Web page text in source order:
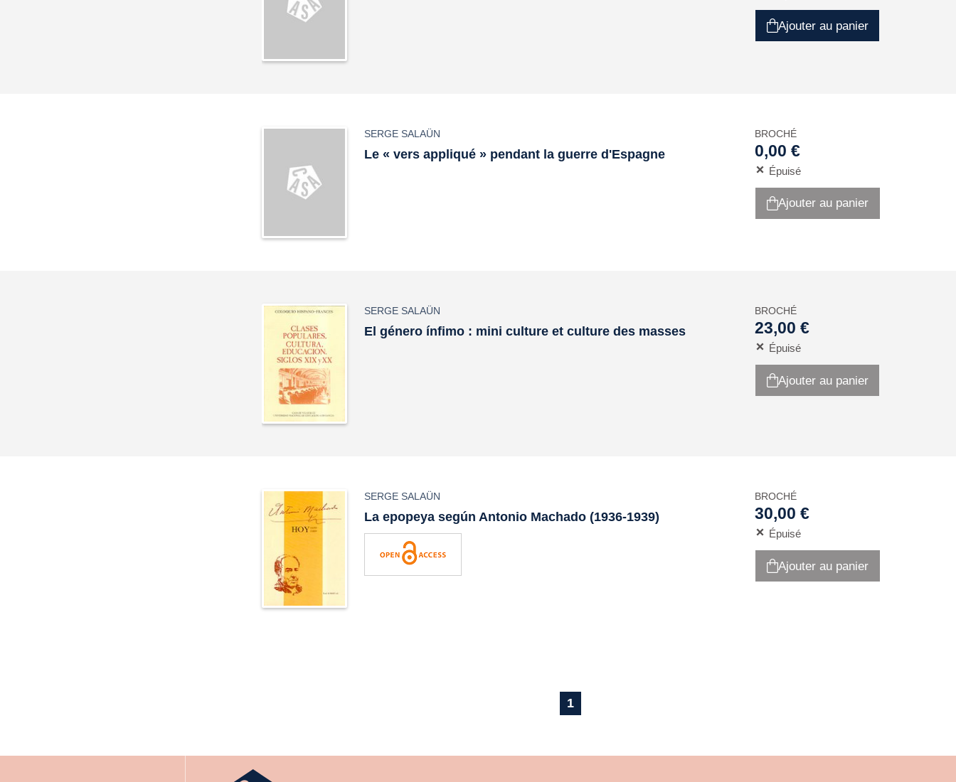
Ajouter au panier
SERGE SALAÜN
Le « vers appliqué » pendant la guerre d'Espagne
BROCHÉ
0,00 €
Épuisé
Ajouter au panier
SERGE SALAÜN
El género ínfimo : mini culture et culture des masses
BROCHÉ
23,00 €
Épuisé
Ajouter au panier
SERGE SALAÜN
La epopeya según Antonio Machado (1936-1939)
BROCHÉ
30,00 €
Épuisé
Ajouter au panier
1